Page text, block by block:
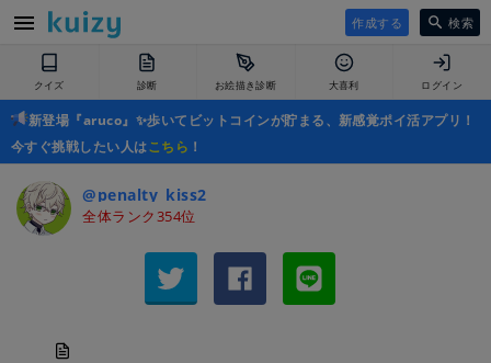
作成する 検索
クイズ 診断 お絵描き診断 大喜利 ログイン
新登場『aruco』✨歩いてビットコインが貯まる、新感覚ポイ活アプリ！
今すぐ挑戦したい人はこちら ！
@penalty_kiss2
全体ランク354位